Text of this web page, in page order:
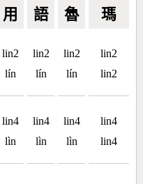
用 語 魯 瑪
lin2
lín
lin2
lín
lin2
lín
lin2
lin2
lin4
lìn
lin4
lìn
lin4
lìn
lin4
lin4